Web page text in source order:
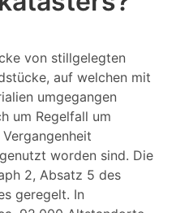
von stillgelegten
auf welchen mit
umgegangen
um Regelfall um
worden sind. Die
2, Absatz 5 des
geregelt. In